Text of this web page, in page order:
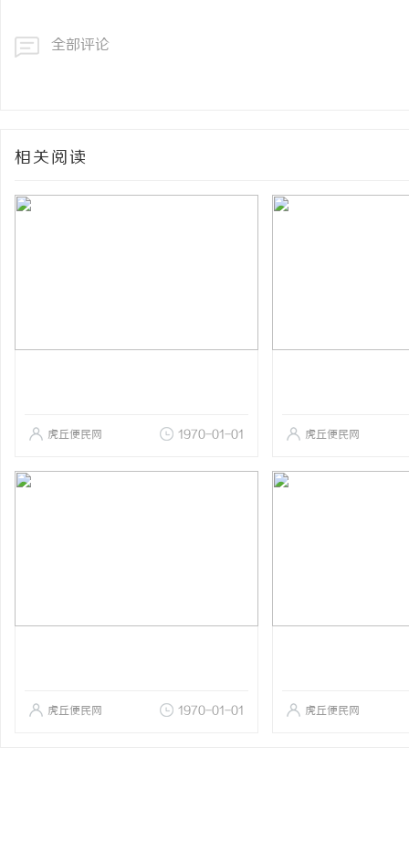
全部评论
相关阅读
虎丘便民网 1970-01-01 虎丘便民网
虎丘便民网 1970-01-01 虎丘便民网